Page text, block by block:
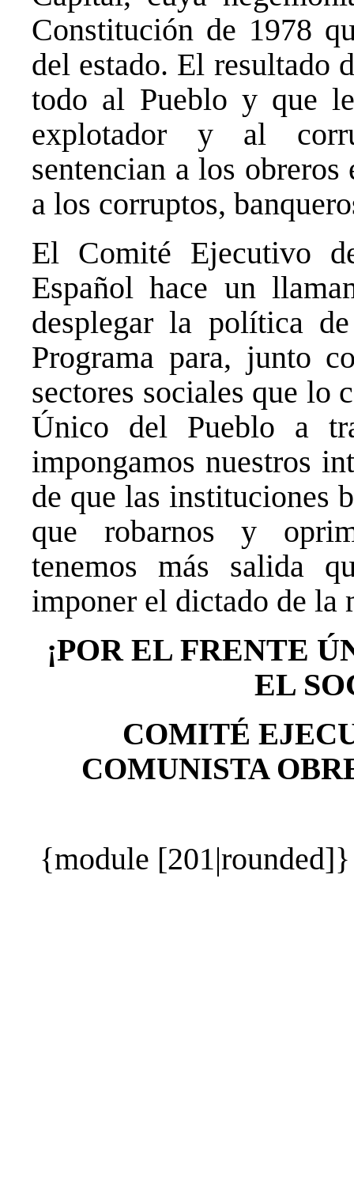
Constitución de 1978
del estado. El resultado
todo al Pueblo y que
explotador y al
sentencian a los
a los corruptos,
El Comité Ejecutivo
Español hace un
desplegar la política
Programa para, junto
sectores sociales que lo
Único del Pueblo a
impongamos nuestros
de que las instituciones
que robarnos y
tenemos más salida
imponer el dictado de la
¡POR EL FRENTE
EL
COMITÉ
COMUNISTA
{module [201|rounded]}